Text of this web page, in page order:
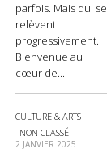
parfois. Mais qui se
relèvent
progressivement.
Bienvenue au
cœur de...
CULTURE & ARTS
NON CLASSÉ
2 JANVIER 2025